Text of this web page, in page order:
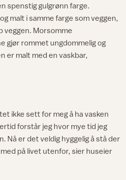
spenstig gulgrønn farge.
malt i samme farge som veggen,
veggen. Morsomme
gjør rommet ungdommelig og
er malt med en vaskbar,
ikke sett for meg å ha vasken
forstår jeg hvor mye tid jeg
Nå er det veldig hyggelig å stå der
på livet utenfor, sier huseier